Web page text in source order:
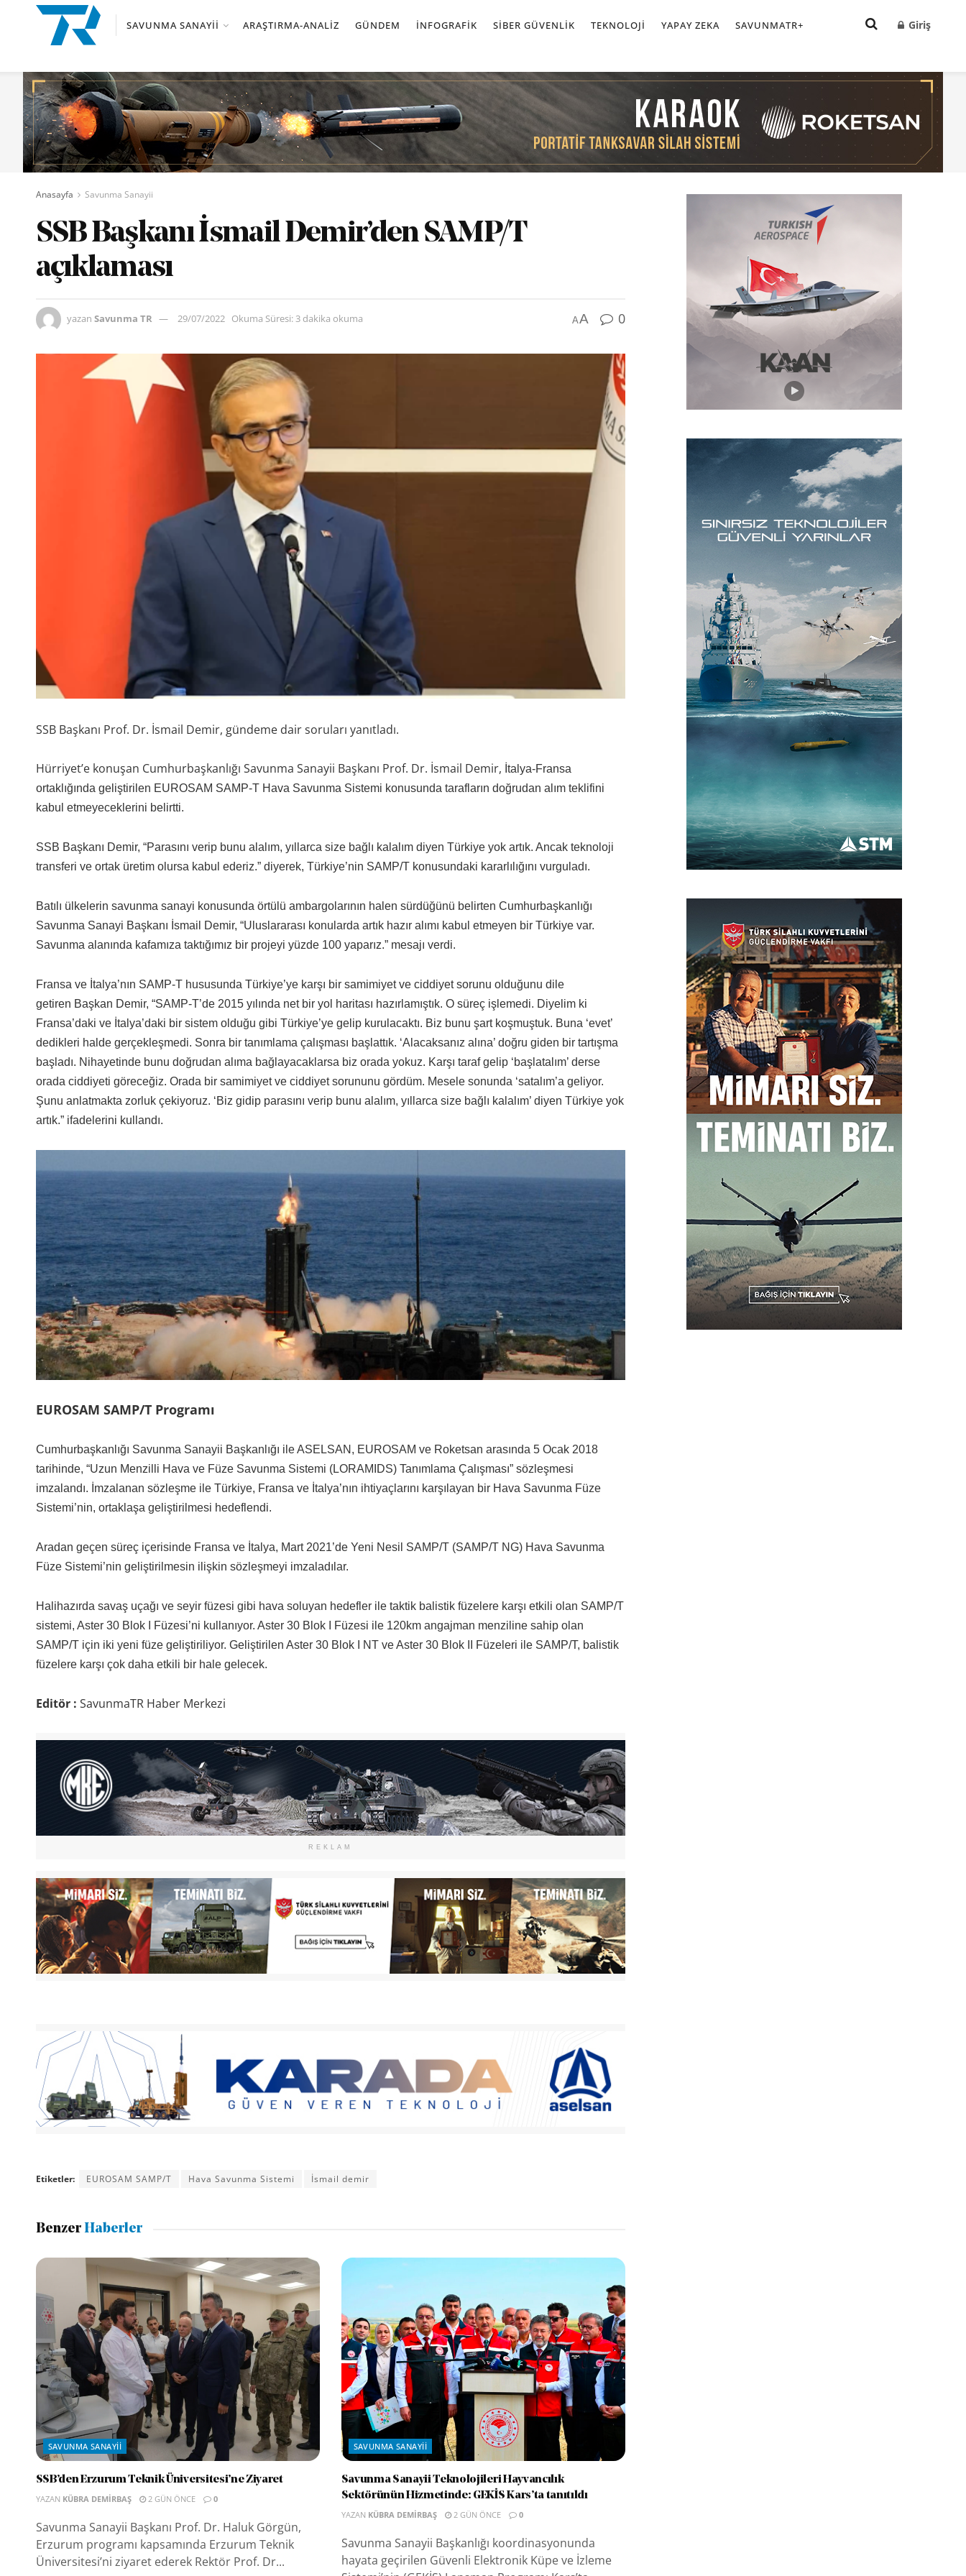
SAVUNMA SANAYII ARAŞTIRMA-ANALIZ GÜNDEM İNFOGRAFIK SIBER GÜVENLIK TEKNOLOJI YAPAY ZEKA SAVUNMATR+ Giriş
Anasayfa Savunma Sanayii
SSB Başkanı İsmail Demir’den SAMP/T
açıklaması
yazan Savunma TR 29/07/2022 Okuma Süresi: 3 dakika okuma AA 0
SSB Başkanı Prof. Dr. İsmail Demir, gündeme dair soruları yanıtladı.
Hürriyet’e konuşan Cumhurbaşkanlığı Savunma Sanayii Başkanı Prof. Dr. İsmail Demir, İtalya-Fransa
ortaklığında geliştirilen EUROSAM SAMP-T Hava Savunma Sistemi konusunda tarafların doğrudan alım teklifini
kabul etmeyeceklerini belirtti.
SSB Başkanı Demir, “Parasını verip bunu alalım, yıllarca size bağlı kalalım diyen Türkiye yok artık. Ancak teknoloji
transferi ve ortak üretim olursa kabul ederiz.” diyerek, Türkiye’nin SAMP/T konusundaki kararlılığını vurguladı.
Batılı ülkelerin savunma sanayi konusunda örtülü ambargolarının halen sürdüğünü belirten Cumhurbaşkanlığı
Savunma Sanayi Başkanı İsmail Demir, “Uluslararası konularda artık hazır alımı kabul etmeyen bir Türkiye var.
Savunma alanında kafamıza taktığımız bir projeyi yüzde 100 yaparız.” mesajı verdi.
Fransa ve İtalya’nın SAMP-T hususunda Türkiye’ye karşı bir samimiyet ve ciddiyet sorunu olduğunu dile
getiren Başkan Demir, “SAMP-T’de 2015 yılında net bir yol haritası hazırlamıştık. O süreç işlemedi. Diyelim ki
Fransa’daki ve İtalya’daki bir sistem olduğu gibi Türkiye’ye gelip kurulacaktı. Biz bunu şart koşmuştuk. Buna ‘evet’
dedikleri halde gerçekleşmedi. Sonra bir tanımlama çalışması başlattık. ‘Alacaksanız alına’ doğru giden bir tartışma
başladı. Nihayetinde bunu doğrudan alıma bağlayacaklarsa biz orada yokuz. Karşı taraf gelip ‘başlatalım’ derse
orada ciddiyeti göreceğiz. Orada bir samimiyet ve ciddiyet sorununu gördüm. Mesele sonunda ‘satalım’a geliyor.
Şunu anlatmakta zorluk çekiyoruz. ‘Biz gidip parasını verip bunu alalım, yıllarca size bağlı kalalım’ diyen Türkiye yok
artık.” ifadelerini kullandı.
EUROSAM SAMP/T Programı
Cumhurbaşkanlığı Savunma Sanayii Başkanlığı ile ASELSAN, EUROSAM ve Roketsan arasında 5 Ocak 2018
tarihinde, “Uzun Menzilli Hava ve Füze Savunma Sistemi (LORAMIDS) Tanımlama Çalışması” sözleşmesi
imzalandı. İmzalanan sözleşme ile Türkiye, Fransa ve İtalya’nın ihtiyaçlarını karşılayan bir Hava Savunma Füze
Sistemi’nin, ortaklaşa geliştirilmesi hedeflendi.
Aradan geçen süreç içerisinde Fransa ve İtalya, Mart 2021’de Yeni Nesil SAMP/T (SAMP/T NG) Hava Savunma
Füze Sistemi’nin geliştirilmesin ilişkin sözleşmeyi imzaladılar.
Halihazırda savaş uçağı ve seyir füzesi gibi hava soluyan hedefler ile taktik balistik füzelere karşı etkili olan SAMP/T
sistemi, Aster 30 Blok I Füzesi’ni kullanıyor. Aster 30 Blok I Füzesi ile 120km angajman menziline sahip olan
SAMP/T için iki yeni füze geliştiriliyor. Geliştirilen Aster 30 Blok I NT ve Aster 30 Blok II Füzeleri ile SAMP/T, balistik
füzelere karşı çok daha etkili bir hale gelecek.
Editör : SavunmaTR Haber Merkezi
REKLAM
Etiketler: EUROSAM SAMP/T Hava Savunma Sistemi İsmail demir
BenzerHaberler
SAVUNMA SANAYII
SSB’den Erzurum Teknik Üniversitesi’ne Ziyaret
YAZAN KÜBRA DEMIRBAŞ 2 GÜN ÖNCE 0
Savunma Sanayii Başkanı Prof. Dr. Haluk Görgün,
Erzurum programı kapsamında Erzurum Teknik
Üniversitesi’ni ziyaret ederek Rektör Prof. Dr...
SAVUNMA SANAYII
Savunma Sanayii Teknolojileri Hayvancılık
Sektörünün Hizmetinde: GEKİS Kars’ta tanıtıldı
YAZAN KÜBRA DEMIRBAŞ 2 GÜN ÖNCE 0
Savunma Sanayii Başkanlığı koordinasyonunda
hayata geçirilen Güvenli Elektronik Küpe ve İzleme